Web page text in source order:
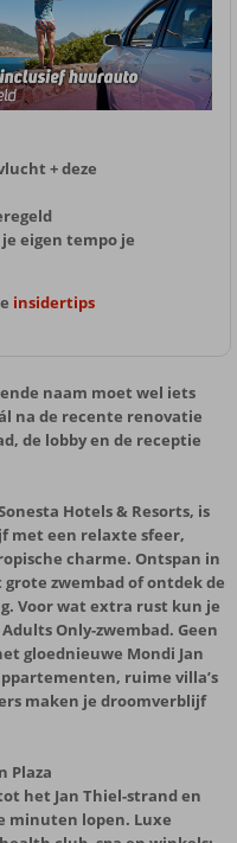
+ deze
eigen tempo je
insidertips
naam moet wel iets
na de recente renovatie
de lobby en de receptie
Hotels & Resorts, is
met een relaxte sfeer,
charme. Ontspan in
zwembad of ontdek de
Voor wat extra rust kun je
Only-zwembad. Geen
gloednieuwe Mondi Jan
ruime villa’s
maken je droomverblijf
Plaza
het Jan Thiel-strand en
minuten lopen. Luxe